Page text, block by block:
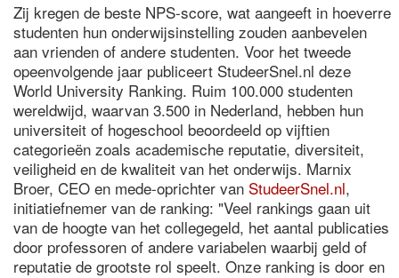
Zij kregen de beste NPS-score, wat aangeeft in hoeverre
studenten hun onderwijsinstelling zouden aanbevelen
aan vrienden of andere studenten. Voor het tweede
opeenvolgende jaar publiceert StudeerSnel.nl deze
World University Ranking. Ruim 100.000 studenten
wereldwijd, waarvan 3.500 in Nederland, hebben hun
universiteit of hogeschool beoordeeld op vijftien
categorieën zoals academische reputatie, diversiteit,
veiligheid en de kwaliteit van het onderwijs. Marnix
Broer, CEO en mede-oprichter van StudeerSnel.nl,
initiatiefnemer van de ranking: "Veel rankings gaan uit
van de hoogte van het collegegeld, het aantal publicaties
door professoren of andere variabelen waarbij geld of
reputatie de grootste rol speelt. Onze ranking is door en